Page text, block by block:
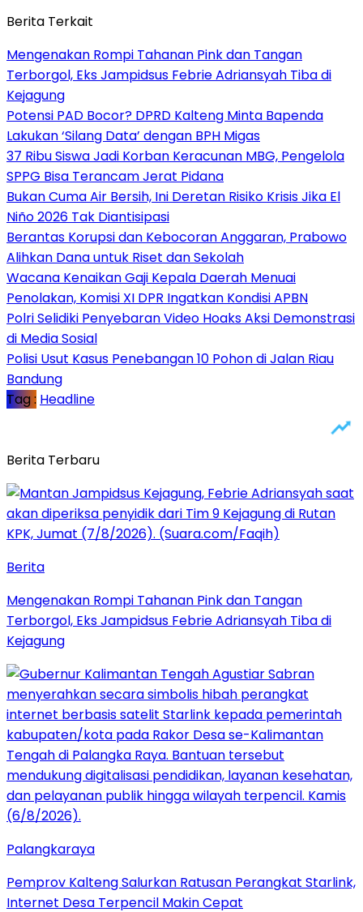
Berita Terkait
Mengenakan Rompi Tahanan Pink dan Tangan
Terborgol, Eks Jampidsus Febrie Adriansyah Tiba di
Kejagung
Potensi PAD Bocor? DPRD Kalteng Minta Bapenda
Lakukan ‘Silang Data’ dengan BPH Migas
37 Ribu Siswa Jadi Korban Keracunan MBG, Pengelola
SPPG Bisa Terancam Jerat Pidana
Bukan Cuma Air Bersih, Ini Deretan Risiko Krisis Jika El
Niño 2026 Tak Diantisipasi
Berantas Korupsi dan Kebocoran Anggaran, Prabowo
Alihkan Dana untuk Riset dan Sekolah
Wacana Kenaikan Gaji Kepala Daerah Menuai
Penolakan, Komisi XI DPR Ingatkan Kondisi APBN
Polri Selidiki Penyebaran Video Hoaks Aksi Demonstrasi
di Media Sosial
Polisi Usut Kasus Penebangan 10 Pohon di Jalan Riau
Bandung
Tag : Headline
Berita Terbaru
Berita
Mengenakan Rompi Tahanan Pink dan Tangan
Terborgol, Eks Jampidsus Febrie Adriansyah Tiba di
Kejagung
Palangkaraya
Pemprov Kalteng Salurkan Ratusan Perangkat Starlink,
Internet Desa Terpencil Makin Cepat